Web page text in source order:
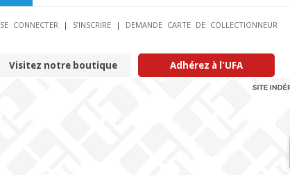
SE CONNECTER | S’INSCRIRE | DEMANDE CARTE DE COLLECTIONNEUR
Visitez notre boutique Adhérez à l'UFA